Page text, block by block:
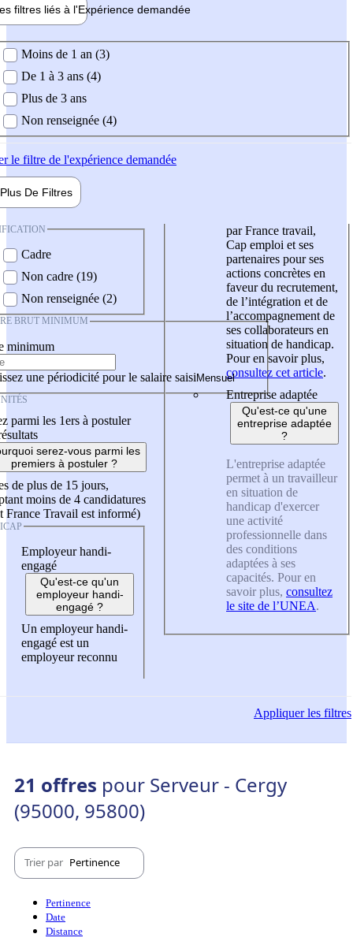
filtres liés à l'Expérience demandée
demandée
Moins de 1 an (3)
De 1 à 3 ans (4)
Plus de 3 ans
Non renseignée (4)
le filtre de l'expérience demandée
Plus De Filtres
Cadre
Non cadre (19)
Non renseignée (2)
BRUT MINIMUM
minimum
une périodicité pour le salaire saisi
parmi les 1ers à postuler
serez-vous parmi les
premiers à postuler ?
de plus de 15 jours,
moins de 4 candidatures
France Travail est informé)
Employeur handi-
engagé
Qu'est-ce qu'un
employeur handi-
engagé ?
Un employeur handi-
engagé est un
employeur reconnu
par France travail,
Cap emploi et ses
partenaires pour ses
actions concrètes en
faveur du recrutement,
de l’intégration et de
l’accompagnement de
ses collaborateurs en
situation de handicap.
Pour en savoir plus,
consultez cet article.
Entreprise adaptée
Qu'est-ce qu'une
entreprise adaptée
?
L'entreprise adaptée
permet à un travailleur
en situation de
handicap d'exercer
une activité
professionnelle dans
des conditions
adaptées à ses
capacités. Pour en
savoir plus, consultez
le site de l’UNEA.
Appliquerles filtres
21 offres pour Serveur - Cergy
(95000, 95800)
Trier par Pertinence
Pertinence
Date
Distance